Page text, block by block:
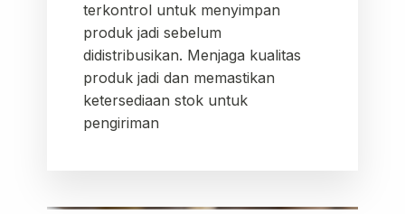
terkontrol untuk menyimpan
produk jadi sebelum
didistribusikan. Menjaga kualitas
produk jadi dan memastikan
ketersediaan stok untuk
pengiriman